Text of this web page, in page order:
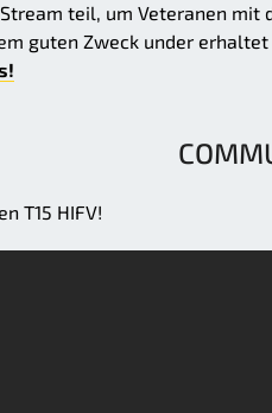
teil, um Veteranen
guten Zweck under
T15 HIFV!